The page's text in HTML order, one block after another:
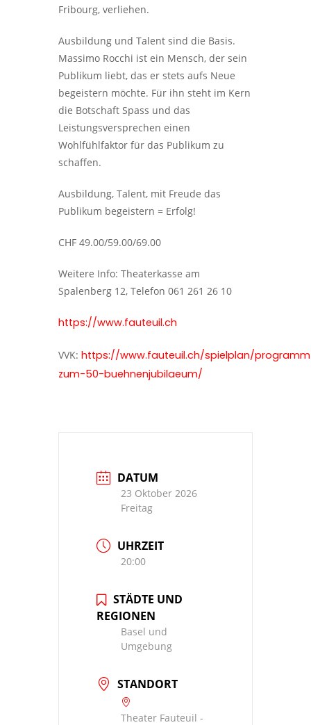
Fribourg, verliehen.
Ausbildung und Talent sind die Basis.
Massimo Rocchi ist ein Mensch, der sein
Publikum liebt, das er stets aufs Neue
begeistern möchte. Für ihn steht im Kern
die Botschaft Spass und das
Leistungsversprechen einen
Wohlfühlfaktor für das Publikum zu
schaffen.
Ausbildung, Talent, mit Freude das
Publikum begeistern = Erfolg!
CHF 49.00/59.00/69.00
Weitere Info: Theaterkasse am
Spalenberg 12, Telefon 061 261 26 10
https://www.fauteuil.ch
VVK: https://www.fauteuil.ch/spielplan/
zum-50-buehnenjubilaeum/
DATUM
23 Oktober 2026
Freitag
UHRZEIT
20:00
STÄDTE UND
REGIONEN
Basel und
Umgebung
STANDORT
Theater Fauteuil -